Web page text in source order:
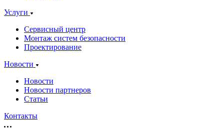
Услуги
Сервисный центр
Монтаж систем безопасности
Проектирование
Новости
Новости
Новости партнеров
Статьи
Контакты